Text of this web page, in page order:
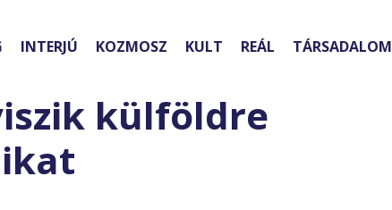
INTERJÚ KOZMOSZ KULT REÁL TÁRSADALOM
külföldre